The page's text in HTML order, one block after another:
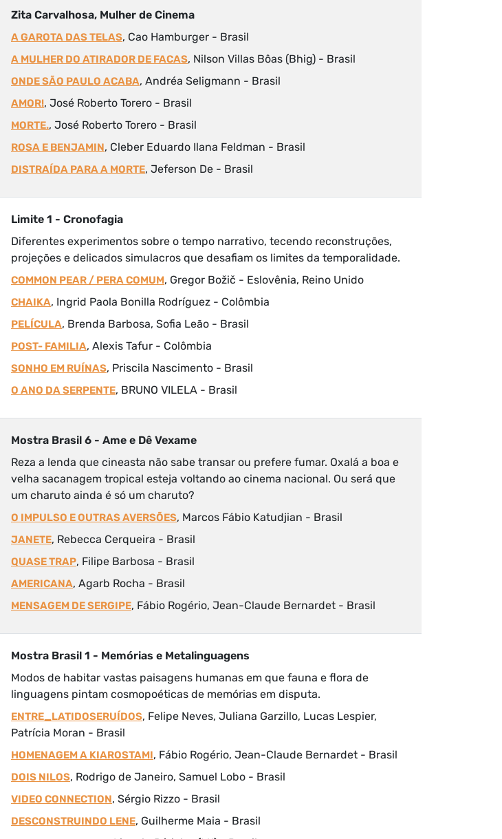
Zita Carvalhosa, Mulher de Cinema
A GAROTA DAS TELAS, Cao Hamburger - Brasil
A MULHER DO ATIRADOR DE FACAS, Nilson Villas Bôas (Bhig) - Brasil
ONDE SÃO PAULO ACABA, Andréa Seligmann - Brasil
AMOR!, José Roberto Torero - Brasil
MORTE., José Roberto Torero - Brasil
ROSA E BENJAMIN, Cleber Eduardo Ilana Feldman - Brasil
DISTRAÍDA PARA A MORTE, Jeferson De - Brasil
Limite 1 - Cronofagia
Diferentes experimentos sobre o tempo narrativo, tecendo reconstruções,
projeções e delicados simulacros que desafiam os limites da temporalidade.
COMMON PEAR / PERA COMUM, Gregor Božič - Eslovênia, Reino Unido
CHAIKA, Ingrid Paola Bonilla Rodríguez - Colômbia
PELÍCULA, Brenda Barbosa, Sofia Leão - Brasil
POST- FAMILIA, Alexis Tafur - Colômbia
SONHO EM RUÍNAS, Priscila Nascimento - Brasil
O ANO DA SERPENTE, BRUNO VILELA - Brasil
Mostra Brasil 6 - Ame e Dê Vexame
Reza a lenda que cineasta não sabe transar ou prefere fumar. Oxalá a boa e
velha sacanagem tropical esteja voltando ao cinema nacional. Ou será que
um charuto ainda é só um charuto?
O IMPULSO E OUTRAS AVERSÕES, Marcos Fábio Katudjian - Brasil
JANETE, Rebecca Cerqueira - Brasil
QUASE TRAP, Filipe Barbosa - Brasil
AMERICANA, Agarb Rocha - Brasil
MENSAGEM DE SERGIPE, Fábio Rogério, Jean-Claude Bernardet - Brasil
Mostra Brasil 1 - Memórias e Metalinguagens
Modos de habitar vastas paisagens humanas em que fauna e flora de
linguagens pintam cosmopoéticas de memórias em disputa.
ENTRE_LATIDOSERUÍDOS, Felipe Neves, Juliana Garzillo, Lucas Lespier,
Patrícia Moran - Brasil
HOMENAGEM A KIAROSTAMI, Fábio Rogério, Jean-Claude Bernardet - Brasil
DOIS NILOS, Rodrigo de Janeiro, Samuel Lobo - Brasil
VIDEO CONNECTION, Sérgio Rizzo - Brasil
DESCONSTRUINDO LENE, Guilherme Maia - Brasil